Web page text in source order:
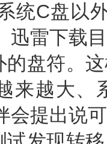
统C盘以
迅雷下载
盘符。
来越大、
会提出说